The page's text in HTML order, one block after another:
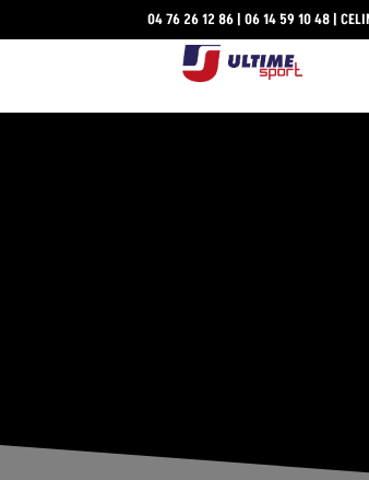
04 76 26 12 86 |06 14 59 10 48 |